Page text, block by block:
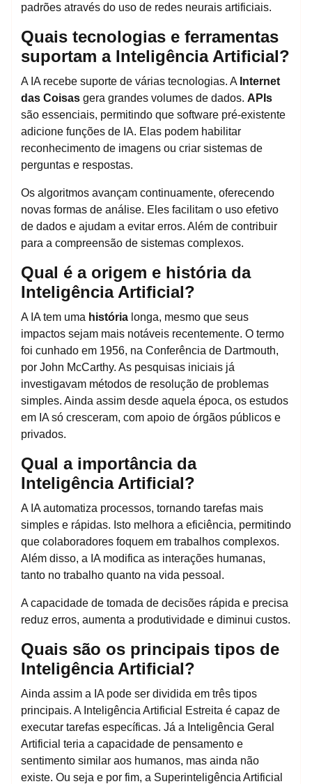
padrões através do uso de redes neurais artificiais.
Quais tecnologias e ferramentas
suportam a Inteligência Artificial?
A IA recebe suporte de várias tecnologias. A Internet
das Coisas gera grandes volumes de dados. APIs
são essenciais, permitindo que software pré-existente
adicione funções de IA. Elas podem habilitar
reconhecimento de imagens ou criar sistemas de
perguntas e respostas.
Os algoritmos avançam continuamente, oferecendo
novas formas de análise. Eles facilitam o uso efetivo
de dados e ajudam a evitar erros. Além de contribuir
para a compreensão de sistemas complexos.
Qual é a origem e história da
Inteligência Artificial?
A IA tem uma história longa, mesmo que seus
impactos sejam mais notáveis recentemente. O termo
foi cunhado em 1956, na Conferência de Dartmouth,
por John McCarthy. As pesquisas iniciais já
investigavam métodos de resolução de problemas
simples. Ainda assim desde aquela época, os estudos
em IA só cresceram, com apoio de órgãos públicos e
privados.
Qual a importância da
Inteligência Artificial?
A IA automatiza processos, tornando tarefas mais
simples e rápidas. Isto melhora a eficiência, permitindo
que colaboradores foquem em trabalhos complexos.
Além disso, a IA modifica as interações humanas,
tanto no trabalho quanto na vida pessoal.
A capacidade de tomada de decisões rápida e precisa
reduz erros, aumenta a produtividade e diminui custos.
Quais são os principais tipos de
Inteligência Artificial?
Ainda assim a IA pode ser dividida em três tipos
principais. A Inteligência Artificial Estreita é capaz de
executar tarefas específicas. Já a Inteligência Geral
Artificial teria a capacidade de pensamento e
sentimento similar aos humanos, mas ainda não
existe. Ou seja e por fim, a Superinteligência Artificial